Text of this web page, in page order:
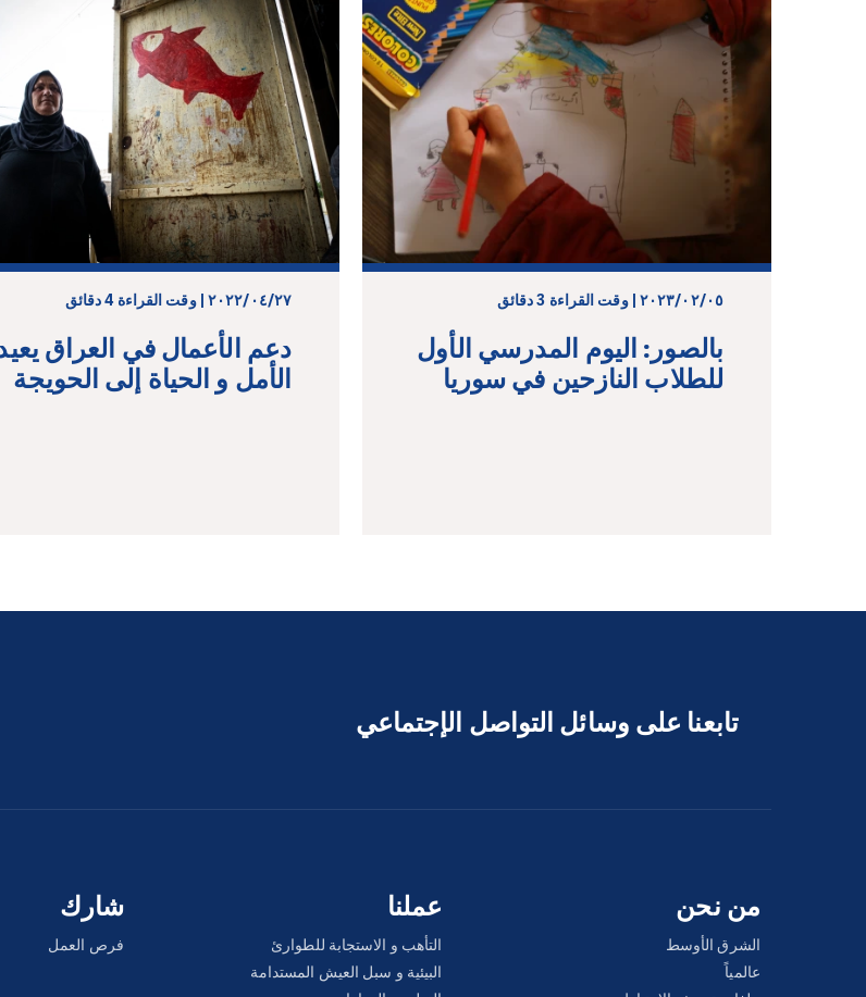
٠٥‏/٠٢‏/٢٠٢٣ | وقت القراءة 3 دقائق
بالصور: اليوم المدرسي الأول
للطلاب النازحين في سوريا
٢٧‏/٠٤‏/٢٠٢٢ | وقت القراءة 4 دقائق
دعم الأعمال في العراق
الأمل و الحياة إلى الحويجة
تابعنا على وسائل التواصل الإجتماعي
من نحن
الشرق الأوسط
عالمياً
عملنا
التأهب و الاستجابة للطوارئ
البيئية و سبل العيش المستدامة
شارك
فرص العمل